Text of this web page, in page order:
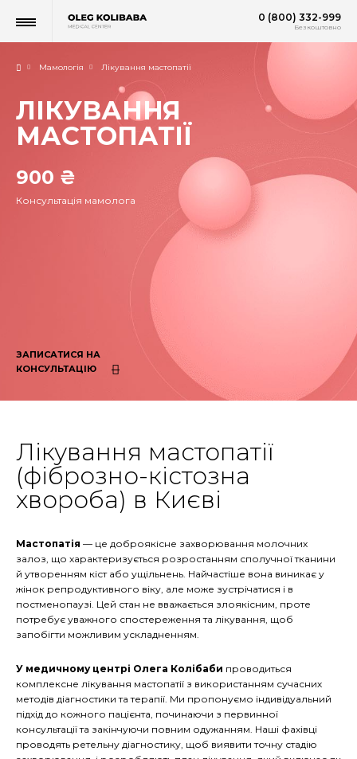
0 (800) 332-999
Безкоштовно
Мамологія Лікування мастопатії
ЛІКУВАННЯ
МАСТОПАТІЇ
900 ₴
Консультація мамолога
ЗАПИСАТИСЯ НА
КОНСУЛЬТАЦІЮ
Лікування мастопатії
(фіброзно-кістозна
хвороба) в Києві
Мастопатія — це доброякісне захворювання молочних
залоз, що характеризується розростанням сполучної тканини
й утворенням кіст або ущільнень. Найчастіше вона виникає у
жінок репродуктивного віку, але може зустрічатися і в
постменопаузі. Цей стан не вважається злоякісним, проте
потребує уважного спостереження та лікування, щоб
запобігти можливим ускладненням.
У медичному центрі Олега Колібаби проводиться
комплексне лікування мастопатії з використанням сучасних
методів діагностики та терапії. Ми пропонуємо індивідуальний
підхід до кожного пацієнта, починаючи з первинної
консультації та закінчуючи повним одужанням. Наші фахівці
проводять ретельну діагностику, щоб виявити точну стадію